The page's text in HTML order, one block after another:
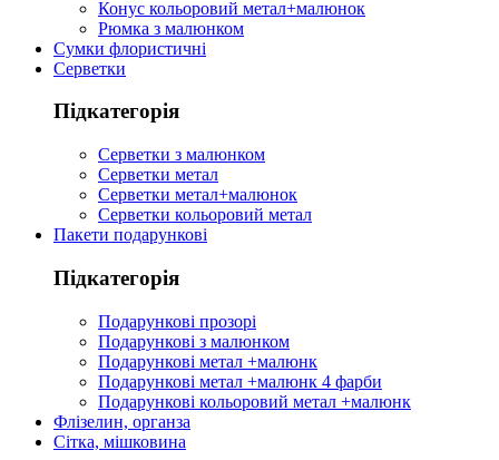
Конус кольоровий метал+малюнок
Рюмка з малюнком
Сумки флористичні
Серветки
Підкатегорія
Серветки з малюнком
Серветки метал
Серветки метал+малюнок
Серветки кольоровий метал
Пакети подарункові
Підкатегорія
Подарункові прозорі
Подарункові з малюнком
Подарункові метал +малюнк
Подарункові метал +малюнк 4 фарби
Подарункові кольоровий метал +малюнк
Флізелин, органза
Сітка, мішковина